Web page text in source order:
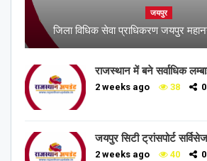
जयपुर
जिला विधिक सेवा प्राधिकरण जयपुर महानगर
राजस्थान में बने सर्वाधिक
2 weeks ago 38 0
जयपुर सिटी ट्रांसपोर्ट
2 weeks ago 40 0